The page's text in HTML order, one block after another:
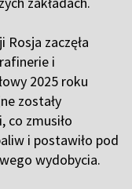
zaczęła
i
2025 roku
zostały
co zmusiło
i postawiło pod
wydobycia.